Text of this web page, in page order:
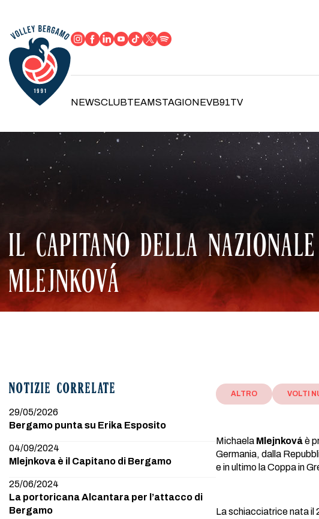
NEWSCLUBTEAMSTAGIONEVB91TV
IL CAPITANO DELLA
MLEJNKOVÁ
NOTIZIE CORRELATE
29/05/2026
Bergamo punta su Erika Esposito
04/09/2024
Mlejnkova è il Capitano di Bergamo
25/06/2024
La portoricana Alcantara per l’attacco di
Bergamo
ALTRO VOLTI
Michaela Mlejnkováè
Germania, dalla
e in ultimo la Coppa in
La schiacciatrice nata il